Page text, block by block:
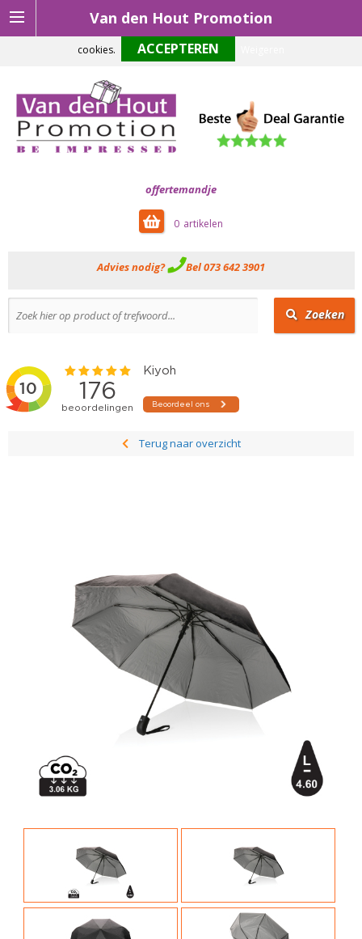
Van den Hout Promotion
offertemandje
0
Advies nodig? Bel 073 642 3901
Zoeken
Terug naar overzicht
Om onze website optimaal te laten functioneren maken wij gebruik van
cookies.